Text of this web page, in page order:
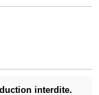
interdite.